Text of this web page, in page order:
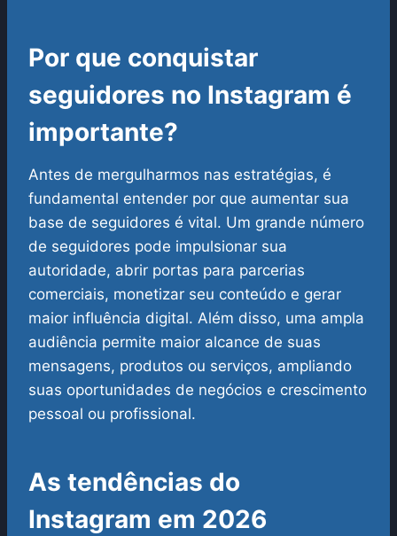
Por que conquistar
seguidores no Instagram é
importante?
Antes de mergulharmos nas estratégias, é
fundamental entender por que aumentar sua
base de seguidores é vital. Um grande número
de seguidores pode impulsionar sua
autoridade, abrir portas para parcerias
comerciais, monetizar seu conteúdo e gerar
maior influência digital. Além disso, uma ampla
audiência permite maior alcance de suas
mensagens, produtos ou serviços, ampliando
suas oportunidades de negócios e crescimento
pessoal ou profissional.
As tendências do
Instagram em 2026